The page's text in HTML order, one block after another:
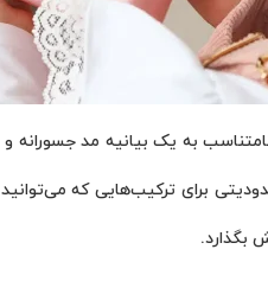
به یک بیانیه مد جسورانه
برای ترکیب‌هایی که
بگذارد.